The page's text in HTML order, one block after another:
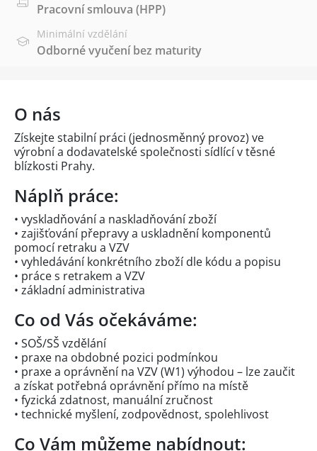
Pracovní smlouva (HPP)
Minimální vzdělání
Odborné vyučení bez maturity
O nás
Získejte stabilní práci (jednosměnný provoz) ve
výrobní a dodavatelské společnosti sídlící v těsné
blízkosti Prahy.
Náplň práce:
• vyskladňování a naskladňování zboží
• zajišťování přepravy a uskladnění komponentů
pomocí retraku a VZV
• vyhledávání konkrétního zboží dle kódu a popisu
• práce s retrakem a VZV
• základní administrativa
Co od Vás očekáváme:
• SOŠ/SŠ vzdělání
• praxe na obdobné pozici podmínkou
• praxe a oprávnění na VZV (W1) výhodou – lze zaučit
a získat potřebná oprávnění přímo na místě
• fyzická zdatnost, manuální zručnost
• technické myšlení, zodpovědnost, spolehlivost
Co Vám můžeme nabídnout: